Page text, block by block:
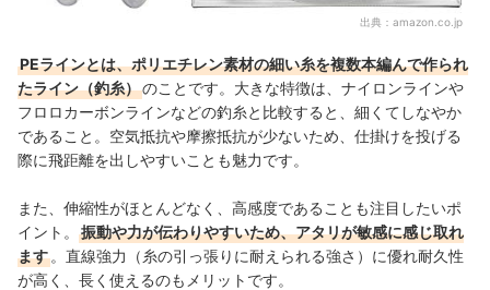
出典： amazon.co.jp
PEラインとは、ポリエチレン素材の細い糸を複数本編んで作られ
たライン（釣糸）のことです。大きな特徴は、ナイロンラインや
フロロカーボンラインなどの釣糸と比較すると、細くてしなやか
であること。空気抵抗や摩擦抵抗が少ないため、仕掛けを投げる
際に飛距離を出しやすいことも魅力です。
また、伸縮性がほとんどなく、高感度であることも注目したいポ
イント。
振動や力が伝わりやすいため、アタリが敏感に感じ取れ
ます 。直線強力（糸の引っ張りに耐えられる強さ）に優れ耐久性
が高く、長く使えるのもメリットです。